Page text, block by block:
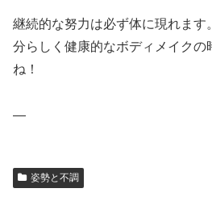
継続的な努力は必ず体に現れます
分らしく健康的なボディメイクの
ね！
—
姿勢と不調